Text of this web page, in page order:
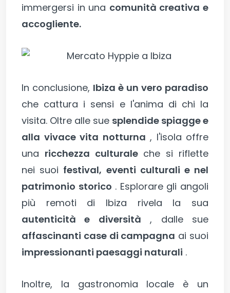
immergersi in una comunità creativa e
accogliente.
In conclusione, Ibiza è un vero paradiso
che cattura i sensi e l'anima di chi la
visita. Oltre alle sue splendide spiagge e
alla vivace vita notturna , l'isola offre
una ricchezza culturaleche si riflette
nei suoi festival, eventi culturali e nel
patrimonio storico . Esplorare gli angoli
più remoti di Ibiza rivela la sua
autenticità e diversità , dalle sue
affascinanti case di campagna ai suoi
impressionanti paesaggi naturali .
Inoltre, la gastronomia locale è un